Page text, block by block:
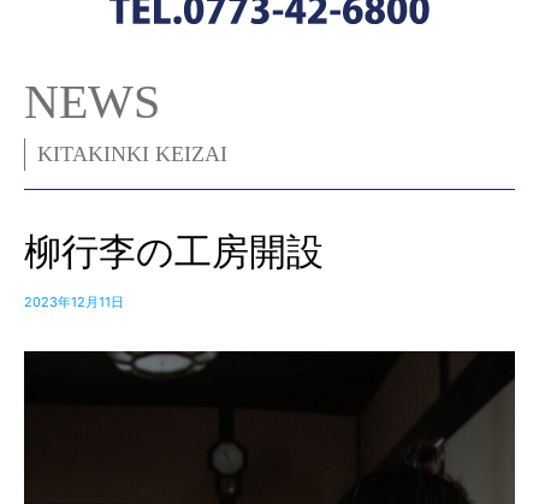
NEWS
KITAKINKI KEIZAI
柳行李の工房開設
2023年12月11日